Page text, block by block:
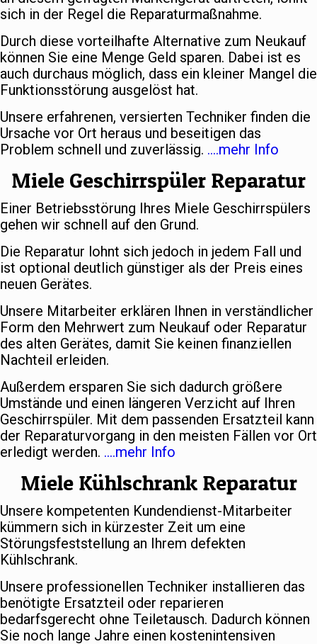
sich in der Regel die Reparaturmaßnahme.
Durch diese vorteilhafte Alternative zum Neukauf
können Sie eine Menge Geld sparen. Dabei ist es
auch durchaus möglich, dass ein kleiner Mangel die
Funktionsstörung ausgelöst hat.
Unsere erfahrenen, versierten Techniker finden die
Ursache vor Ort heraus und beseitigen das
Problem schnell und zuverlässig. ….mehr Info
Miele Geschirrspüler Reparatur
Einer Betriebsstörung Ihres Miele Geschirrspülers
gehen wir schnell auf den Grund.
Die Reparatur lohnt sich jedoch in jedem Fall und
ist optional deutlich günstiger als der Preis eines
neuen Gerätes.
Unsere Mitarbeiter erklären Ihnen in verständlicher
Form den Mehrwert zum Neukauf oder Reparatur
des alten Gerätes, damit Sie keinen finanziellen
Nachteil erleiden.
Außerdem ersparen Sie sich dadurch größere
Umstände und einen längeren Verzicht auf Ihren
Geschirrspüler. Mit dem passenden Ersatzteil kann
der Reparaturvorgang in den meisten Fällen vor Ort
erledigt werden. ….mehr Info
Miele Kühlschrank Reparatur
Unsere kompetenten Kundendienst-Mitarbeiter
kümmern sich in kürzester Zeit um eine
Störungsfeststellung an Ihrem defekten
Kühlschrank.
Unsere professionellen Techniker installieren das
benötigte Ersatzteil oder reparieren
bedarfsgerecht ohne Teiletausch. Dadurch können
Sie noch lange Jahre einen kostenintensiven